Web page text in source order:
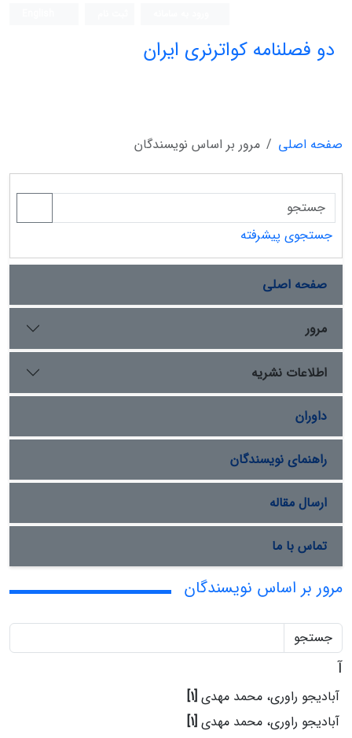
دو فصلنامه کواترنری ایران
صفحه اصلی مرور بر اساس نویسندگان
جستجوی پیشرفته
صفحه اصلی
مرور
اطلاعات نشریه
داوران
راهنمای نویسندگان
ارسال مقاله
تماس با ما
مرور بر اساس نویسندگان
جستجو
آ
آبادیجو راوری، محمد مهدی [1]
آبادیجو راوری، محمد مهدی [1]